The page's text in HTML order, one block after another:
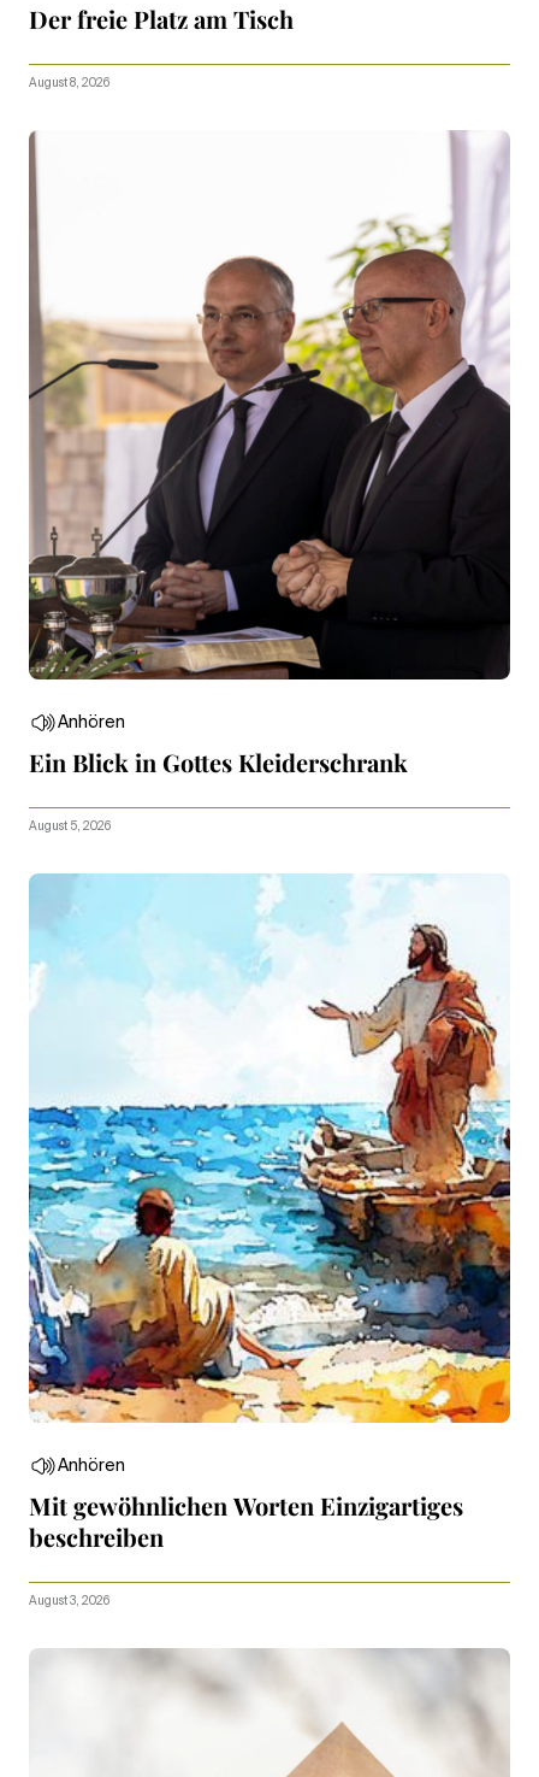
Der freie Platz am Tisch
August 8, 2026
Anhören
Ein Blick in Gottes Kleiderschrank
August 5, 2026
Anhören
Mit gewöhnlichen Worten Einzigartiges
beschreiben
August 3, 2026